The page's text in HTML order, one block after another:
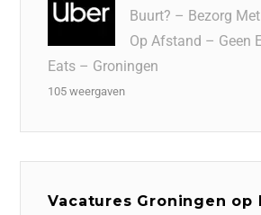
Buurt? – Bezorg
Op Afstand – Geen
Eats – Groningen
105 weergaven
Vacatures Groningen op